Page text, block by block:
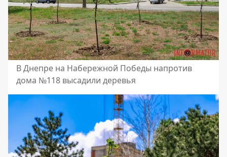
В Днепре на Набережной Победы напротив
дома №118 высадили деревья